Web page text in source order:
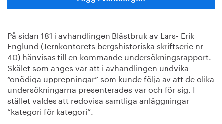
På sidan 181 i avhandlingen Blästbruk av Lars- Erik
Englund (Jernkontorets bergshistoriska skriftserie nr
40) hänvisas till en kommande undersökningsrapport.
Skälet som anges var att i avhandlingen undvika
“onödiga upprepningar” som kunde följa av att de olika
undersökningarna presenterades var och för sig. I
stället valdes att redovisa samtliga anläggningar
“kategori för kategori”.